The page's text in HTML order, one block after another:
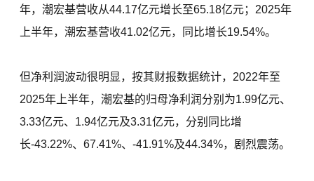
年，潮宏基营收从44.17亿元增长至65.18亿元；2025年
上半年，潮宏基营收41.02亿元，同比增长19.54%。
但净利润波动很明显，按其财报数据统计，2022年至
2025年上半年，潮宏基的归母净利润分别为1.99亿元、
3.33亿元、1.94亿元及3.31亿元，分别同比增
长-43.22%、67.41%、-41.91%及44.34%，剧烈震荡。